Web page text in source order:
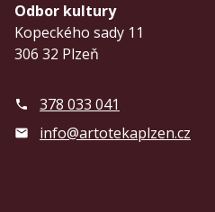
Odbor kultury
Kopeckého sady 11
306 32 Plzeň
378 033 041
info@artotekaplzen.cz